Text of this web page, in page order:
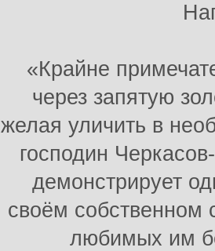
«Крайне
через запятую
желая уличить в
господин
демонстрирует
своём собственном
любимых им